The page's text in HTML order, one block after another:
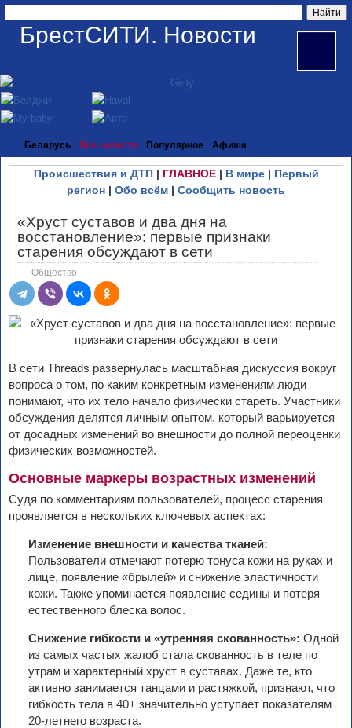
БрестСИТИ. Новости
Беларусь Все новости Популярное Афиша
Происшествия и ДТП| ГЛАВНОЕ| В мире| Первый
регион | Обо всём | Сообщить новость
«Хруст суставов и два дня на
восстановление»: первые признаки
старения обсуждают в сети
Общество
В сети Threads развернулась масштабная дискуссия вокруг
вопроса о том, по каким конкретным изменениям люди
понимают, что их тело начало физически стареть. Участники
обсуждения делятся личным опытом, который варьируется
от досадных изменений во внешности до полной переоценки
физических возможностей.
Основные маркеры возрастных изменений
Судя по комментариям пользователей, процесс старения
проявляется в нескольких ключевых аспектах:
Изменение внешности и качества тканей:
Пользователи отмечают потерю тонуса кожи на руках и
лице, появление «брылей» и снижение эластичности
кожи. Также упоминается появление седины и потеря
естественного блеска волос.
Снижение гибкости и «утренняя скованность»: Одной
из самых частых жалоб стала скованность в теле по
утрам и характерный хруст в суставах. Даже те, кто
активно занимается танцами и растяжкой, признают, что
гибкость тела в 40+ значительно уступает показателям
20-летнего возраста.